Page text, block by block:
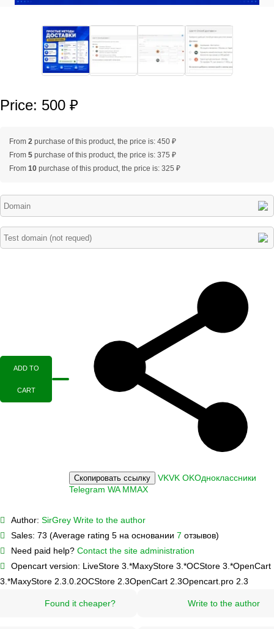
Price: 500 ₽
From 2 purchase of this product, the price is: 450 ₽
From 5 purchase of this product, the price is: 375 ₽
From 10 purchase of this product, the price is: 325 ₽
ADD TO
CART
Скопировать ссылку VKVK OKОдноклассники
Telegram WA MMAX
Author: SirGrey Write to the author
Sales: 73 (Average rating 5 на основании 7 отзывов)
Need paid help? Contact the site administration
Opencart version: LiveStore 3.*MaxyStore 3.*OCStore 3.*OpenCart
3.*MaxyStore 2.3.0.2OCStore 2.3OpenCart 2.3Opencart.pro 2.3
Found it cheaper? Write to the author